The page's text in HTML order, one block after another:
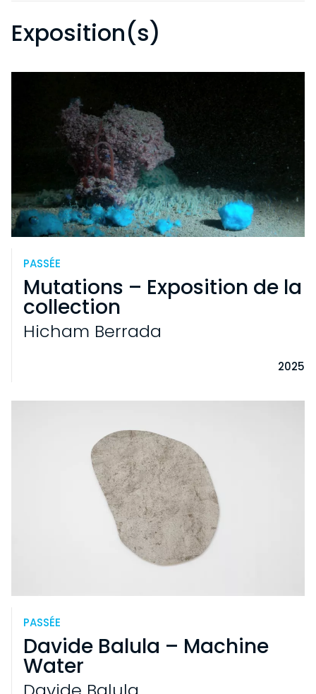
Exposition(s)
PASSÉE
Mutations – Exposition de la
collection
Hicham Berrada
2025
PASSÉE
Davide Balula – Machine
Water